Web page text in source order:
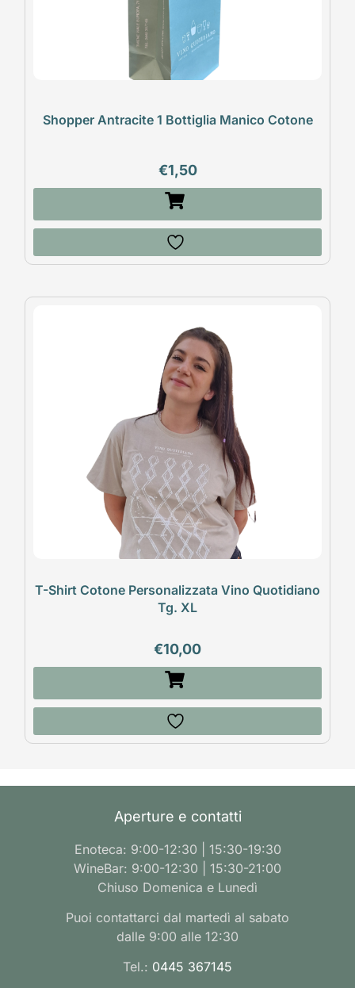
Shopper Antracite 1 Bottiglia Manico Cotone
€1,50
T-Shirt Cotone Personalizzata Vino Quotidiano
Tg. XL
€10,00
Aperture e contatti
Enoteca: 9:00-12:30 | 15:30-19:30
WineBar: 9:00-12:30 | 15:30-21:00
Chiuso Domenica e Lunedì
Puoi contattarci dal martedì al sabato
dalle 9:00 alle 12:30
Tel.: 0445 367145